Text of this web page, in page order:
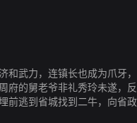
和武力，连镇长也成为爪牙
府的舅老爷非礼秀玲未遂，
前逃到省城找到二牛，向